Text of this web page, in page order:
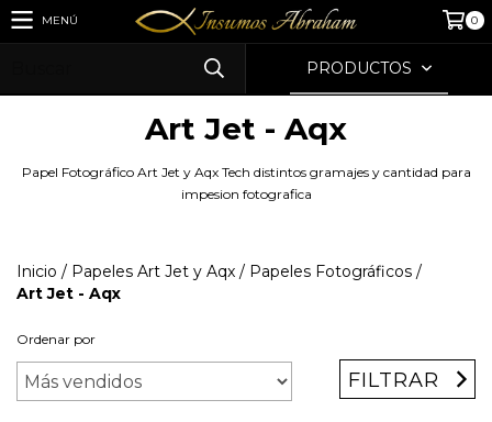
MENÚ 0
PRODUCTOS
Art Jet - Aqx
Papel Fotográfico Art Jet y Aqx Tech distintos gramajes y cantidad para
impesion fotografica
Inicio / Papeles Art Jet y Aqx / Papeles Fotográficos /
Art Jet - Aqx
Ordenar por
FILTRAR